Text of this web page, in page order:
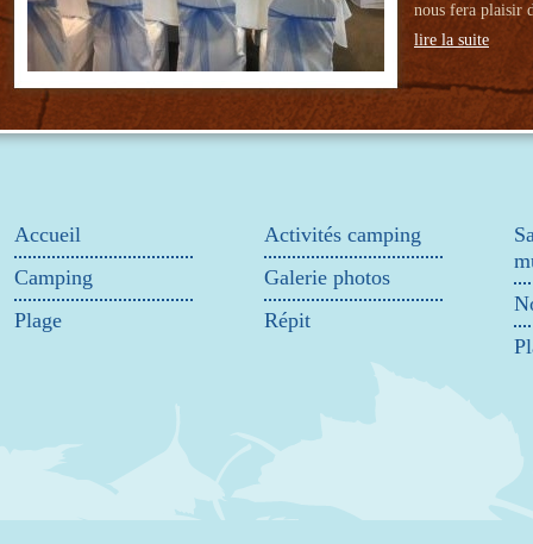
nous fera plaisir
lire la suite
Accueil
Camping
Plage
Activités camping
Galerie photos
Répit